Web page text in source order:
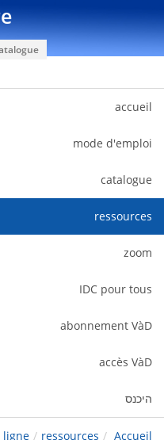
accueil
mode d'emploi
catalogue
ressources
zoom
IDC pour tous
abonnement VàD
accès VàD
היכנס
Accueil
/
ressources
/
ligne